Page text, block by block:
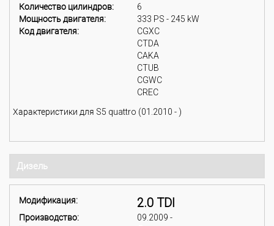
Количество цилиндров:
6
Мощность двигателя:
333 PS - 245 kW
Код двигателя:
CGXC
CTDA
CAKA
CTUB
CGWC
CREC
Характеристики для S5 quattro (01.2010 - )
Дизель
Модификация: 2.0 TDI
Производство:
09.2009 -